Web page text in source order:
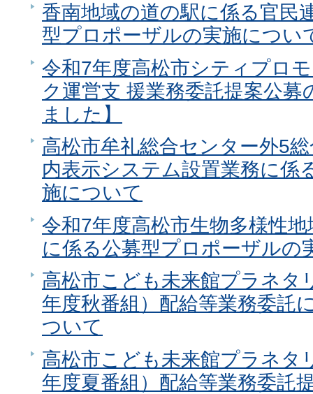
香南地域の道の駅に係る官民
型プロポーザルの実施につい
令和7年度高松市シティプロ
ク運営支 援業務委託提案公
ました】
高松市牟礼総合センター外5
内表示システム設置業務に係
施について
令和7年度高松市生物多様性
に係る公募型プロポーザルの
高松市こども未来館プラネタ
年度秋番組）配給等業務委託
ついて
高松市こども未来館プラネタ
年度夏番組）配給等業務委託